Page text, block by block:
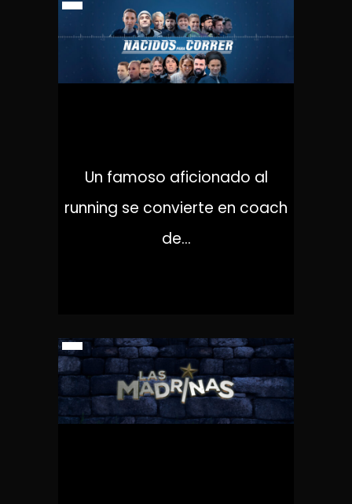
Un famoso aficionado al
running se convierte en coach
de...